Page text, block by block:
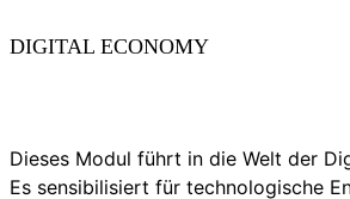
DIGITAL ECONOMY
Dieses Modul führt in die Welt der
Es sensibilisiert für technologische